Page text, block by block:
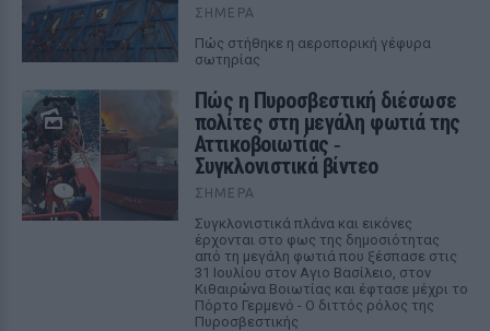
ΣΉΜΕΡΑ
Πώς στήθηκε η αεροπορική γέφυρα
σωτηρίας
Πώς η Πυροσβεστική διέσωσε
πολίτες στη μεγάλη φωτιά της
Αττικοβοιωτίας ‑
Συγκλονιστικά βίντεο
ΣΉΜΕΡΑ
Συγκλονιστικά πλάνα και εικόνες
έρχονται στο φως της δημοσιότητας
από τη μεγάλη φωτιά που ξέσπασε στις
31 Ιουλίου στον Αγιο Βασίλειο, στον
Κιθαιρώνα Βοιωτίας και έφτασε μέχρι το
Πόρτο Γερμενό - Ο διττός ρόλος της
Πυροσβεστικής